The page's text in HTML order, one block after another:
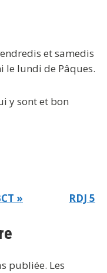
et samedis
le lundi de Pâques.
y sont et bon
» RDJ 5
publiée. Les